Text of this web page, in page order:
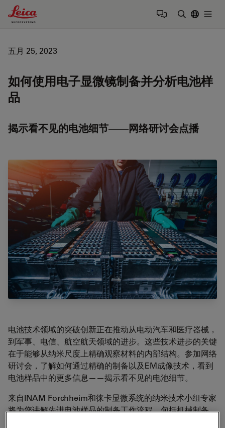
Leica Microsystems Logo
五月 25, 2023
如何使用电子显微镜制备并分析电池样
品
揭示看不见的电池细节——网络研讨会点播
电池技术领域的突破创新正在推动从电动汽车和医疗器械，
到军事、电信、航空航天领域的进步。这些技术进步的关键
在于能够从纳米尺度上精确观察材料的内部结构。参加网络
研讨会，了解如何通过精确的制备以及EM成像技术，看到
电池样品中的更多信息——揭示看不见的电池细节。
来自INAM Forchheim和徕卡显微系统的纳米技术小组专家
将为您讲解先进电池样品的制备工作流程，包括机械制备，